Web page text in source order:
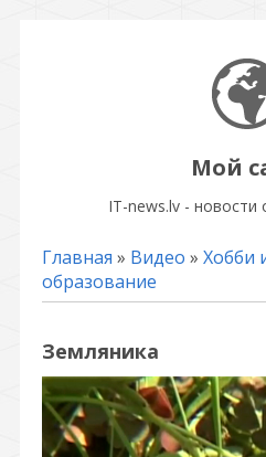
Мой
IT-news.lv -
Главная » Видео » Хобби
образование
Земляника